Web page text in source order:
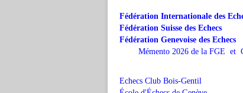
Fédération Internationale des
Fédération Suisse des Echecs
Fédération Genevoise des Echecs
Mémento 2026 de la FGE et
Echecs Club Bois-Gentil